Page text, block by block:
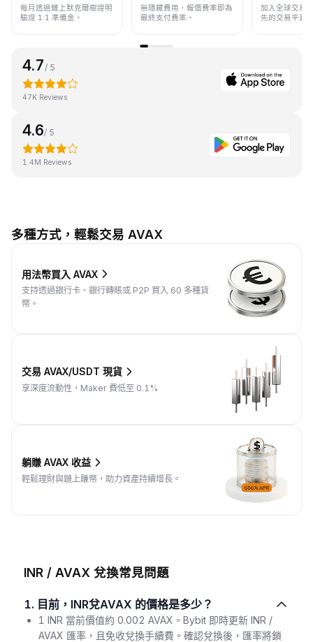
每月透過鏈上默克爾樹證明
驗證 1:1 準備金。
無隱藏費用，報價費率即為
最終支付費率。
加入全球交易
先的交易平臺
4.7/ 5
47K Reviews
4.6/ 5
1.4M Reviews
多種方式，輕鬆交易 AVAX
用法幣買入 AVAX
支持透過銀行卡、銀行轉賬或 P2P 買入 60 多種貨
幣。
交易 AVAX/USDT 現貨
享深度流動性，Maker 費低至 0.1%
躺賺 AVAX 收益
輕鬆理財與鏈上賺幣，助力資產持續增長。
INR / AVAX 兌換常見問題
1. 目前，INR兌AVAX 的價格是多少？
1 INR 當前價值約 0.002 AVAX。Bybit 即時更新 INR /
AVAX 匯率，且免收兌換手續費。確認兌換後，匯率將鎖